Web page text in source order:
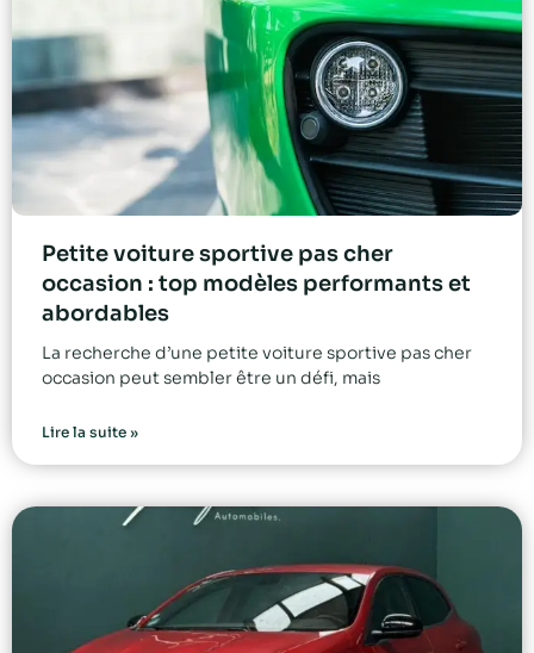
Petite voiture sportive pas cher
occasion : top modèles performants et
abordables
La recherche d’une petite voiture sportive pas cher
occasion peut sembler être un défi, mais
Lire la suite »